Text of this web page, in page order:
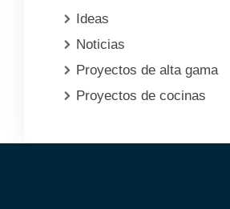
Ideas
Noticias
Proyectos de alta gama
Proyectos de cocinas